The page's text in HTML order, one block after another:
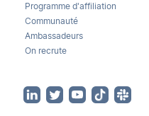
Programme d'affiliation
Communauté
Ambassadeurs
On recrute